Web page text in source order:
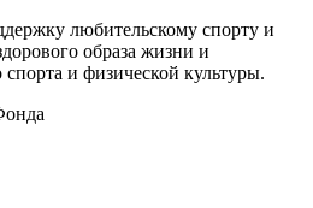
любительскому спорту и
образа жизни и
и физической культуры.